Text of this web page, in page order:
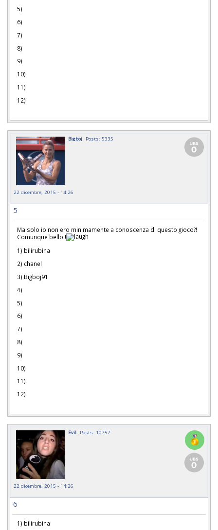
5)
6)
7)
8)
9)
10)
11)
12)
Bigboj Posts: 5335
22 dicembre, 2015 - 14:26
5
Ma solo io non ero minimamente a conoscenza di questo gioco?!
Comunque bello!!
1) bilirubina
2) chanel
3) Bigboj91
4)
5)
6)
7)
8)
9)
10)
11)
12)
Evil Posts: 10757
22 dicembre, 2015 - 14:26
6
1) bilirubina